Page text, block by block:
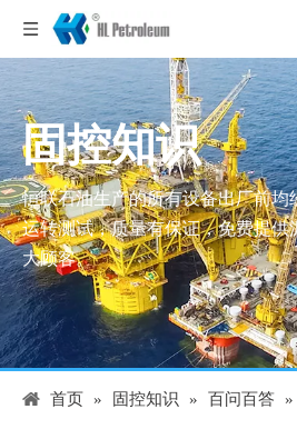
固控知识
恒联石油生产的所有设备出厂前均
运转测试，质量有保证，免费提供
大顾客。
首页 » 固控知识 » 百问百答 »